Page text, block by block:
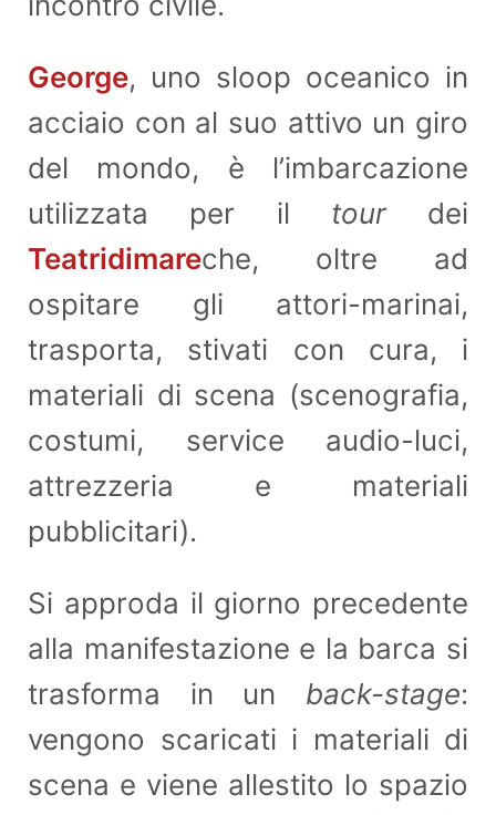
George, uno sloop oceanico in
acciaio con al suo attivo un giro
del mondo, è l’imbarcazione
utilizzata per il tour dei
Teatridimareche, oltre ad
ospitare gli attori-marinai,
trasporta, stivati con cura, i
materiali di scena (scenografia,
costumi, service audio-luci,
attrezzeria e materiali
pubblicitari).
Si approda il giorno precedente
alla manifestazione e la barca si
trasforma in un back-stage:
vengono scaricati i materiali di
scena e viene allestito lo spazio